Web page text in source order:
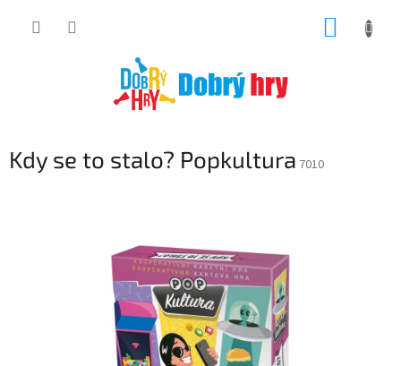
Kdy se to stalo? Popkultura 7010